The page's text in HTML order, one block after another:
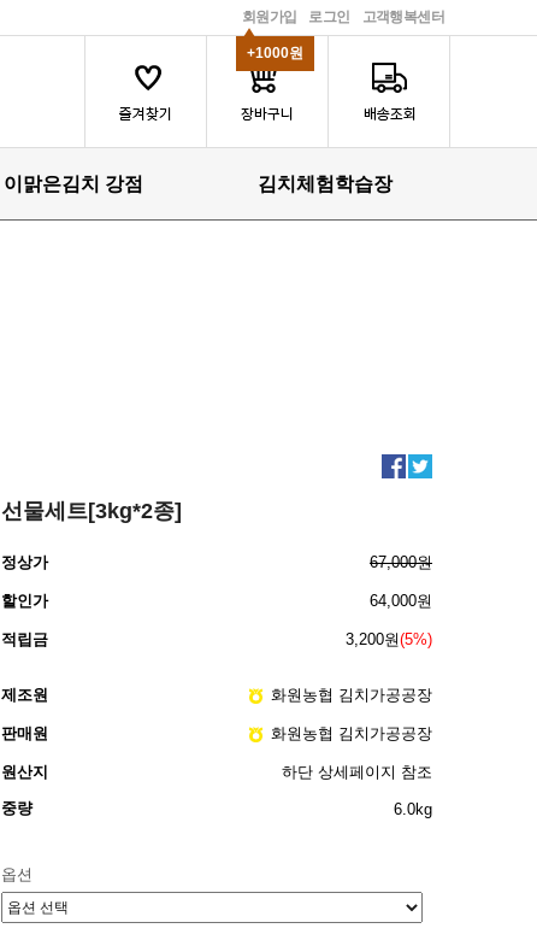
고객행복센터
로그인
회원가입
+1000원
이맑은김치 강점 김치체험학습장
선물세트[3kg*2종]
정상가 67,000원
할인가 64,000원
적립금 3,200원(5%)
제조원 화원농협 김치가공공장
판매원 화원농협 김치가공공장
원산지
하단 상세페이지 참조
중량
6.0kg
옵션